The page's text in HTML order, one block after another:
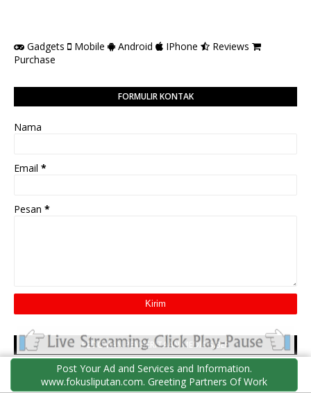
Gadgets Mobile Android IPhone
Reviews
Purchase
FORMULIR KONTAK
Nama
Email *
Pesan *
PEDOMAN PEMBERITAAN MEDIA SIBER
https://www.fokusliputan.com/2019/02/pedoman-
Post Your Ad and Services and Information.
www.fokusliputan.com. Greeting Partners Of Work